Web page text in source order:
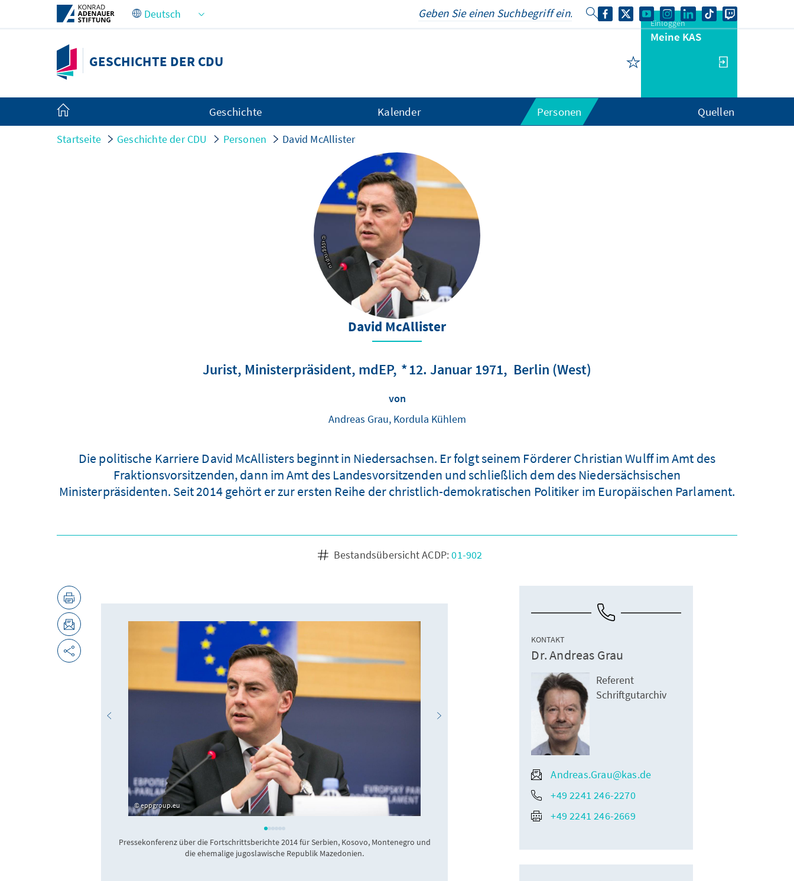
Zum Hauptinhalt springen
GESCHICHTE DER CDU
Einloggen
Meine KAS
Geschichte Kalender Personen Quellen
Startseite Geschichte der CDU Personen David McAllister
© eppgroup.eu
David McAllister
Jurist, Ministerpräsident, mdEP 12. Januar 1971 Berlin (West)
von
Andreas Grau, Kordula Kühlem
Die politische Karriere David McAllisters beginnt in Niedersachsen. Er folgt seinem Förderer Christian Wulff im Amt des
Fraktionsvorsitzenden, dann im Amt des Landesvorsitzenden und schließlich dem des Niedersächsischen
Ministerpräsidenten. Seit 2014 gehört er zur ersten Reihe der christlich-demokratischen Politiker im Europäischen Parlament.
Bestandsübersicht ACDP:01-902
eppgroup.eu
Pressekonferenz über die Fortschrittsberichte 2014 für Serbien, Kosovo, Montenegro und
die ehemalige jugoslawische Republik Mazedonien.
Ideennetzwerks (EIN) 2015 in Kopenhagen, v.l.n.r.: MdEP Mairead McGuinness (EVP-
Fraktion, Irland), Vizepräsidentin des Europäischen Parlaments, MdEP David McAllister
KONTAKT
Dr. Andreas Grau
Referent
Schriftgutarchiv
Andreas.Grau@kas.de
+49 2241 246-2270
+49 2241 246-2669